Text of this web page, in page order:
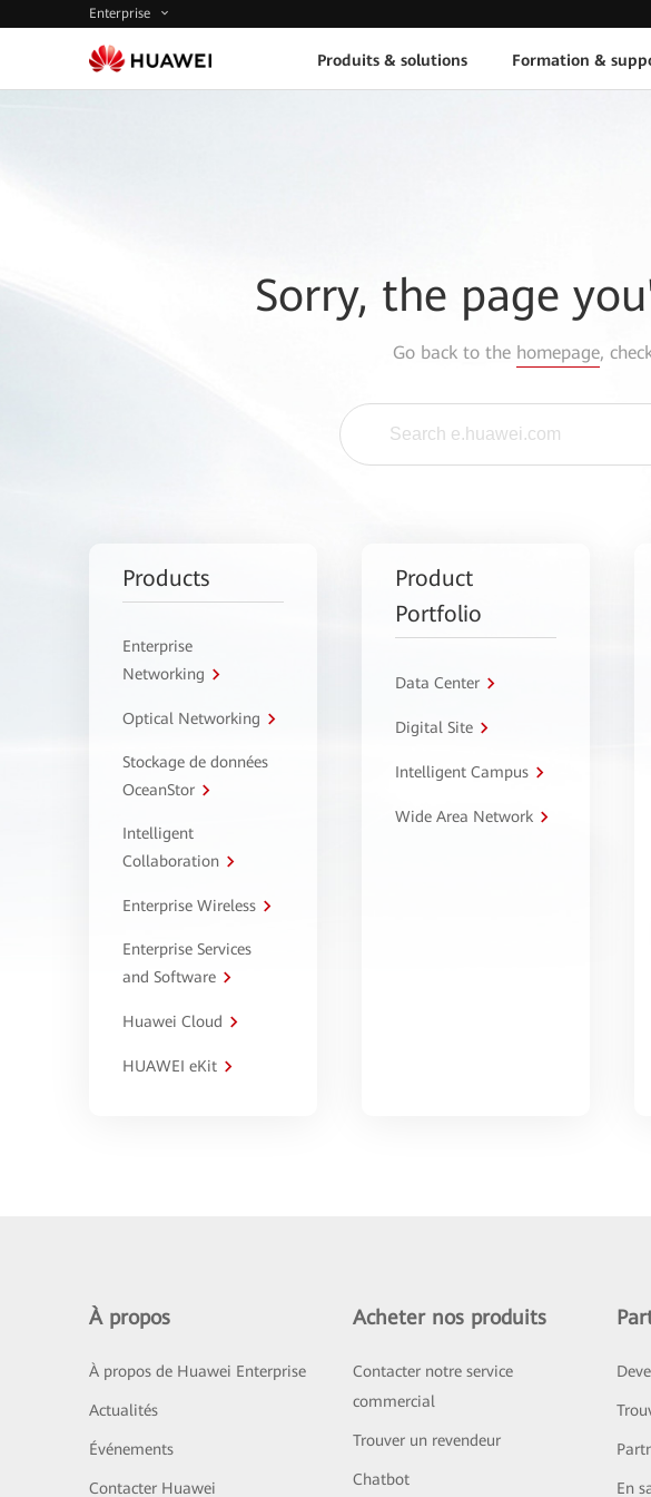
Enterprise
Produits & solutions Formation &
Sorry, the page
Go back to the homepage,
Products
Enterprise
Networking
Optical Networking
Stockage de données
OceanStor
Intelligent
Collaboration
Enterprise Wireless
Enterprise Services
and Software
Huawei Cloud
HUAWEI eKit
Product
Portfolio
Data Center
Digital Site
Intelligent Campus
Wide Area Network
À propos
À propos de Huawei Enterprise
Actualités
Événements
Contacter Huawei
Acheter nos produits
Contacter notre service
commercial
Trouver un revendeur
Chatbot En